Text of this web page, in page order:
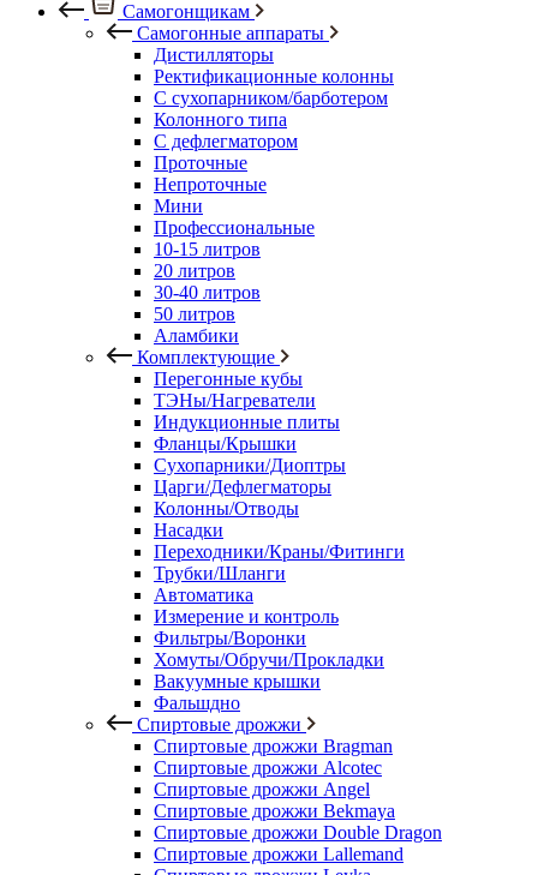
Самогонщикам
Самогонные аппараты
Дистилляторы
Ректификационные колонны
С сухопарником/барботером
Колонного типа
С дефлегматором
Проточные
Непроточные
Мини
Профессиональные
10-15 литров
20 литров
30-40 литров
50 литров
Аламбики
Комплектующие
Перегонные кубы
ТЭНы/Нагреватели
Индукционные плиты
Фланцы/Крышки
Сухопарники/Диоптры
Царги/Дефлегматоры
Колонны/Отводы
Насадки
Переходники/Краны/Фитинги
Трубки/Шланги
Автоматика
Измерение и контроль
Фильтры/Воронки
Хомуты/Обручи/Прокладки
Вакуумные крышки
Фальшдно
Спиртовые дрожжи
Спиртовые дрожжи Bragman
Спиртовые дрожжи Alcotec
Спиртовые дрожжи Angel
Спиртовые дрожжи Bekmaya
Спиртовые дрожжи Double Dragon
Спиртовые дрожжи Lallemand